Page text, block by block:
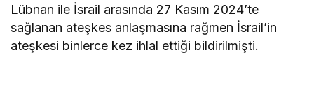
Lübnan ile İsrail arasında 27 Kasım 2024’te
sağlanan ateşkes anlaşmasına rağmen İsrail’in
ateşkesi binlerce kez ihlal ettiği bildirilmişti.